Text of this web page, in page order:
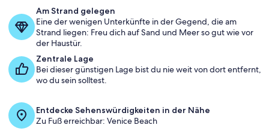
Am Strand gelegen
Eine der wenigen Unterkünfte in der Gegend, die am
Strand liegen: Freu dich auf Sand und Meer so gut wie vor
der Haustür.
Zentrale Lage
Bei dieser günstigen Lage bist du nie weit von dort entfernt,
wo du sein solltest.
Entdecke Sehenswürdigkeiten in der Nähe
Zu Fuß erreichbar: Venice Beach